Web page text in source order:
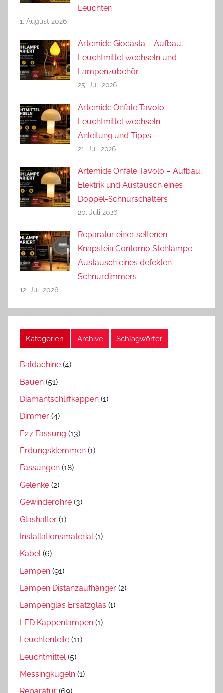
Leuchten
1. August 2026
Artemide Giocasta – Aufbau,
Leuchtmittel wechseln und
Lampenzubehör
25. Juli 2026
Artemide Onfale Tavolo
Leuchtmittel wechseln –
Anleitung und Tipps
21. Juli 2026
Artemide Onfale Tavolo – Aufbau,
Elektrik und Austausch eines
Doppel-Schnurschalters
20. Juli 2026
Reparatur einer seltenen
Knapstein Contorno Stehlampe –
Austausch eines defekten
Schnurdimmers
12. Juli 2026
Kategorien Archive Schlagwörter
Baldachine (4)
Bauen (51)
Diamantschliffkappen (1)
Dimmer (4)
E27 Fassung (13)
Erdungsklemmen (1)
Fassungen (18)
Gelenke (2)
Gewinderohre (3)
Glashalter (1)
Installationsmaterial(1)
Kabel(6)
Lampen (91)
Lampen Distanzaufhänger (2)
Lampenglas Ersatzglas (1)
LED Kappenlampen (1)
Leuchtenteile (11)
Leuchtmittel (5)
Messingkugeln (1)
Reparatur (69)